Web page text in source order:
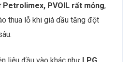
Petrolimex, PVOIL rất mỏng,
thua lỗ khi giá dầu tăng đột
liệu đầu vào khác như LPG,